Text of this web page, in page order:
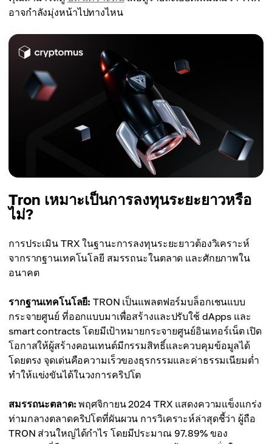
อาจกำลังมุ่งหน้าไปทางไหน
Tron เหมาะเป็นการลงทุนระยะยาวหรือ
ไม่?
การประเมิน TRX ในฐานะการลงทุนระยะยาวต้องวิเคราะห์
จากรากฐานเทคโนโลยี สมรรถนะในตลาด และศักยภาพใน
อนาคต
รากฐานเทคโนโลยี: TRON เป็นแพลตฟอร์มบล็อกเชนแบบ
กระจายศูนย์ ที่ออกแบบมาเพื่อสร้างและปรับใช้ dApps และ
smart contracts โดยมีเป้าหมายกระจายศูนย์อินเทอร์เน็ต เปิด
โอกาสให้ผู้สร้างคอนเทนต์มีกรรมสิทธิ์และควบคุมข้อมูลได้
โดยตรง จุดเด่นคือความเร็วของธุรกรรมและค่าธรรมเนียมต่ำ
ทำให้แข่งขันได้ในวงการคริปโต
สมรรถนะตลาด: พฤศจิกายน 2024 TRX แสดงความแข็งแกร่ง
ท่ามกลางตลาดคริปโตที่ผันผวน การวิเคราะห์ล่าสุดชี้ว่า ผู้ถือ
TRON ส่วนใหญ่ได้กำไร โดยมีประมาณ 97.89% ของ